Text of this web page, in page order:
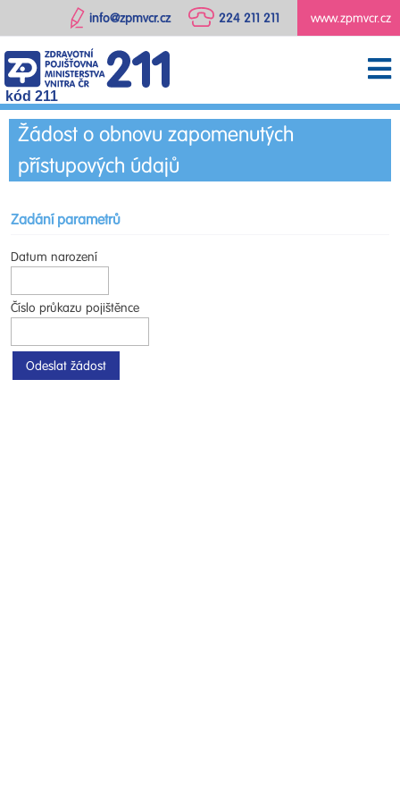
www.zpmvcr.cz
224 211 211
info@zpmvcr.cz
kód 211
Žádost o obnovu zapomenutých
přístupových údajů
Zadání parametrů
Datum narození
Číslo průkazu pojištěnce